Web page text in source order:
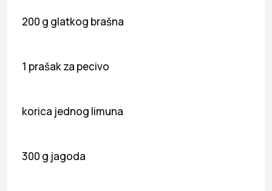
200 g glatkog brašna
1 prašak za pecivo
korica jednog limuna
300 g jagoda